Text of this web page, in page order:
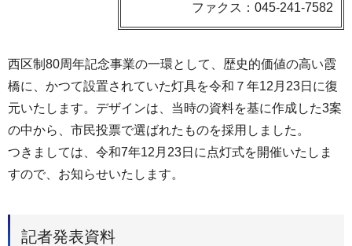
ファクス：045-241-7582
西区制80周年記念事業の一環として、歴史的価値の高い霞
橋に、かつて設置されていた灯具を令和７年12月23日に復
元いたします。デザインは、当時の資料を基に作成した3案
の中から、市民投票で選ばれたものを採用しました。
つきましては、令和7年12月23日に点灯式を開催いたしま
すので、お知らせいたします。
記者発表資料